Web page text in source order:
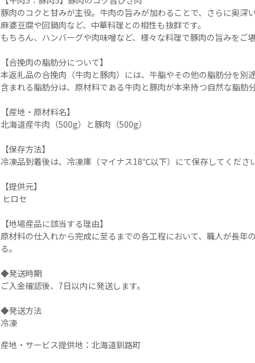
豚肉のコクと甘みが主役。牛肉の旨みが加わることで、さらに奥深い
麻婆豆腐や回鍋肉など、中華料理との相性も抜群です。
もちろん、ハンバーグや肉味噌など、様々な料理で豚肉の旨みをご
【合挽肉の脂肪分について】
本返礼品の合挽肉（牛肉と豚肉）には、牛脂やその他の脂肪分を別
含まれる脂肪分は、原材料である牛肉と豚肉が本来持つ自然な脂肪分
【産地・原材料名】
北海道産牛肉（500g）と豚肉（500g）
【保存方法】
冷凍品到着後は、冷凍庫（マイナス18℃以下）にて保存してください
【提供元】
【地場産品に該当する理由】
原材料の仕入れから完成に至るまでの各工程において、職人が長
る。
◆発送時期
ご入金確認後、7日以内に発送します。
◆発送方法
冷凍
産地・サービス提供地： 北海道釧路町